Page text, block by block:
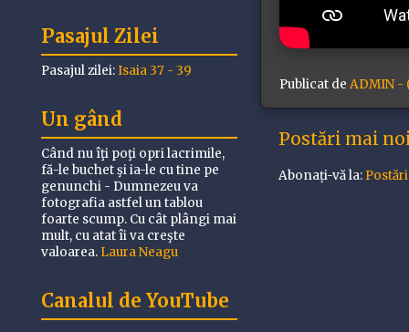
Publicat de ADMIN -
Postări mai
Abonați-vă la:
Pasajul Zilei
Pasajul zilei:Isaia 37 - 39
Un gând
Când nu îţi poţi opri lacrimile,
fă-le buchet şi ia-le cu tine pe
genunchi - Dumnezeu va
fotografia astfel un tablou
foarte scump. Cu cât plângi mai
mult, cu atat îi va creşte
valoarea. Laura Neagu
Canalul de YouTube